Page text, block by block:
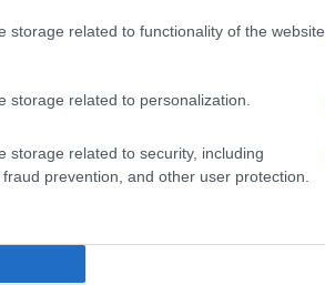
storage related to functionality of the website
storage related to personalization.
storage related to security, including
prevention, and other user protection.
από το τροχαίο που